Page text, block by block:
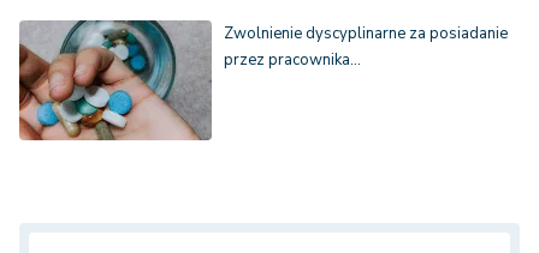
Zwolnienie dyscyplinarne za posiadanie
przez pracownika…